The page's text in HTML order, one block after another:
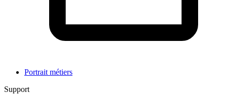
Portrait métiers
Support